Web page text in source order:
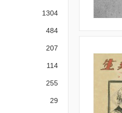
1304
484
207
114
255
29